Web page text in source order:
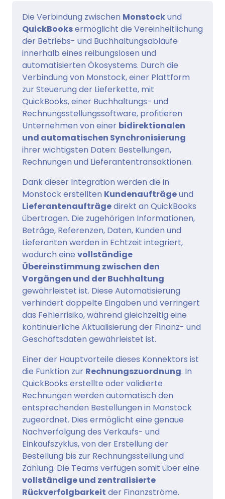
Die Verbindung zwischen Monstockund
QuickBooksermöglicht die Vereinheitlichung
der Betriebs- und Buchhaltungsabläufe
innerhalb eines reibungslosen und
automatisierten Ökosystems. Durch die
Verbindung von Monstock, einer Plattform
zur Steuerung der Lieferkette, mit
QuickBooks, einer Buchhaltungs- und
Rechnungsstellungssoftware, profitieren
Unternehmen von einer bidirektionalen
und automatischen Synchronisierung
ihrer wichtigsten Daten: Bestellungen,
Rechnungen und Lieferantentransaktionen.
Dank dieser Integration werden die in
Monstock erstellten Kundenaufträgeund
Lieferantenaufträgedirekt an QuickBooks
übertragen. Die zugehörigen Informationen,
Beträge, Referenzen, Daten, Kunden und
Lieferanten werden in Echtzeit integriert,
wodurch eine vollständige
Übereinstimmung zwischen den
Vorgängen und der Buchhaltung
gewährleistet ist. Diese Automatisierung
verhindert doppelte Eingaben und verringert
das Fehlerrisiko, während gleichzeitig eine
kontinuierliche Aktualisierung der Finanz- und
Geschäftsdaten gewährleistet ist.
Einer der Hauptvorteile dieses Konnektors ist
die Funktion zur Rechnungszuordnung. In
QuickBooks erstellte oder validierte
Rechnungen werden automatisch den
entsprechenden Bestellungen in Monstock
zugeordnet. Dies ermöglicht eine genaue
Nachverfolgung des Verkaufs- und
Einkaufszyklus, von der Erstellung der
Bestellung bis zur Rechnungsstellung und
Zahlung. Die Teams verfügen somit über eine
vollständige und zentralisierte
Rückverfolgbarkeit der Finanzströme.